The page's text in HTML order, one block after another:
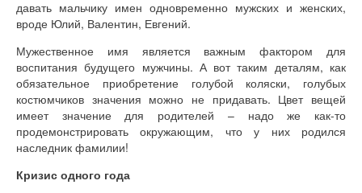
давать мальчику имен одновременно мужских и женских,
вроде Юлий, Валентин, Евгений.
Мужественное имя является важным фактором для
воспитания будущего мужчины. А вот таким деталям, как
обязательное приобретение голубой коляски, голубых
костюмчиков значения можно не придавать. Цвет вещей
имеет значение для родителей – надо же как-то
продемонстрировать окружающим, что у них родился
наследник фамилии!
Кризис одного года